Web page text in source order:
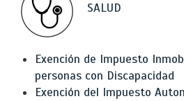
SALUD
Exención de Impuesto
personas con Discapacidad
Exención del Impuesto